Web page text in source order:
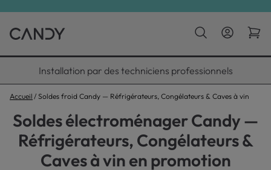
Installation par des techniciens professionnels
Accueil Soldes froid Candy — Réfrigérateurs, Congélateurs & Caves à vin
Soldes électroménager Candy —
Réfrigérateurs, Congélateurs &
Caves à vin en promotion